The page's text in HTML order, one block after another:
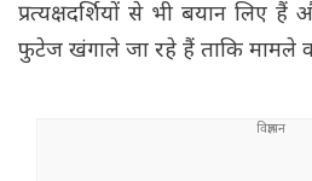
प्रत्यक्षदर्शियों से भी बयान लिए
फुटेज खंगाले जा रहे हैं ताकि मामले